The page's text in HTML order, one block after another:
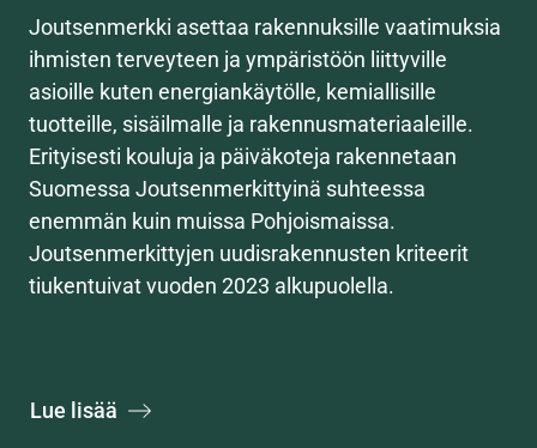
Joutsenmerkki asettaa rakennuksille vaatimuksia
ihmisten terveyteen ja ympäristöön liittyville
asioille kuten energiankäytölle, kemiallisille
tuotteille, sisäilmalle ja rakennusmateriaaleille.
Erityisesti kouluja ja päiväkoteja rakennetaan
Suomessa Joutsenmerkittyinä suhteessa
enemmän kuin muissa Pohjoismaissa.
Joutsenmerkittyjen uudisrakennusten kriteerit
tiukentuivat vuoden 2023 alkupuolella.
Lue lisää